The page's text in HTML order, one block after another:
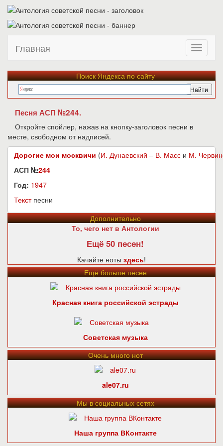
Главная
Поиск Яндекса по сайту
Песня АСП №244.
Откройте спойлер, нажав на кнопку-заголовок песни в
месте, свободном от надписей.
Дорогие мои москвичи (И. Дунаевский – В. Масс и М.
АСП №244
Год: 1947
Текстпесни
Дополнительно
То, чего нет в Антологии
Ещё 50 песен!
Качайте ноты здесь!
Ещё больше песен
Красная книга российской эстрады
Советская музыка
Очень много нот
ale07.ru
Мы в социальных сетях
Наша группа ВКонтакте